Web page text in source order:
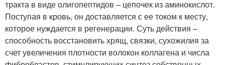
тракта в виде олигопептидов – цепочек из аминокислот.
Поступая в кровь, он доставляется с ее током к месту,
которое нуждается в регенерации. Суть действия –
способность восстановить хрящ, связки, сухожилия за
счет увеличения плотности волокон коллагена и числа